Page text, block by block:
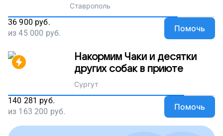
Ставрополь
36 900 руб.
из45 000 руб. Помочь
Накормим Чаки и десятки
других собак в приюте
Сургут
140 281 руб.
из 163 200 руб. Помочь